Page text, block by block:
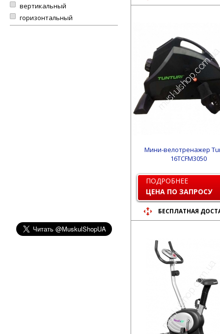
вертикальный
горизонтальный
Мини-велотренажер
16TCFM3050
ПОДРОБНЕЕ
ЦЕНА ПО ЗАПРОСУ
БЕСПЛАТНАЯ